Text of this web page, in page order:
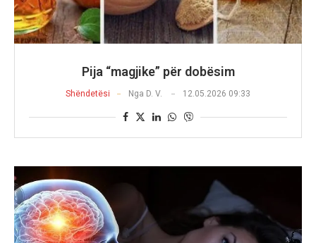
Pija “magjike” për dobësim
Shëndetësi Nga D. V. 12.05.2026 09:33